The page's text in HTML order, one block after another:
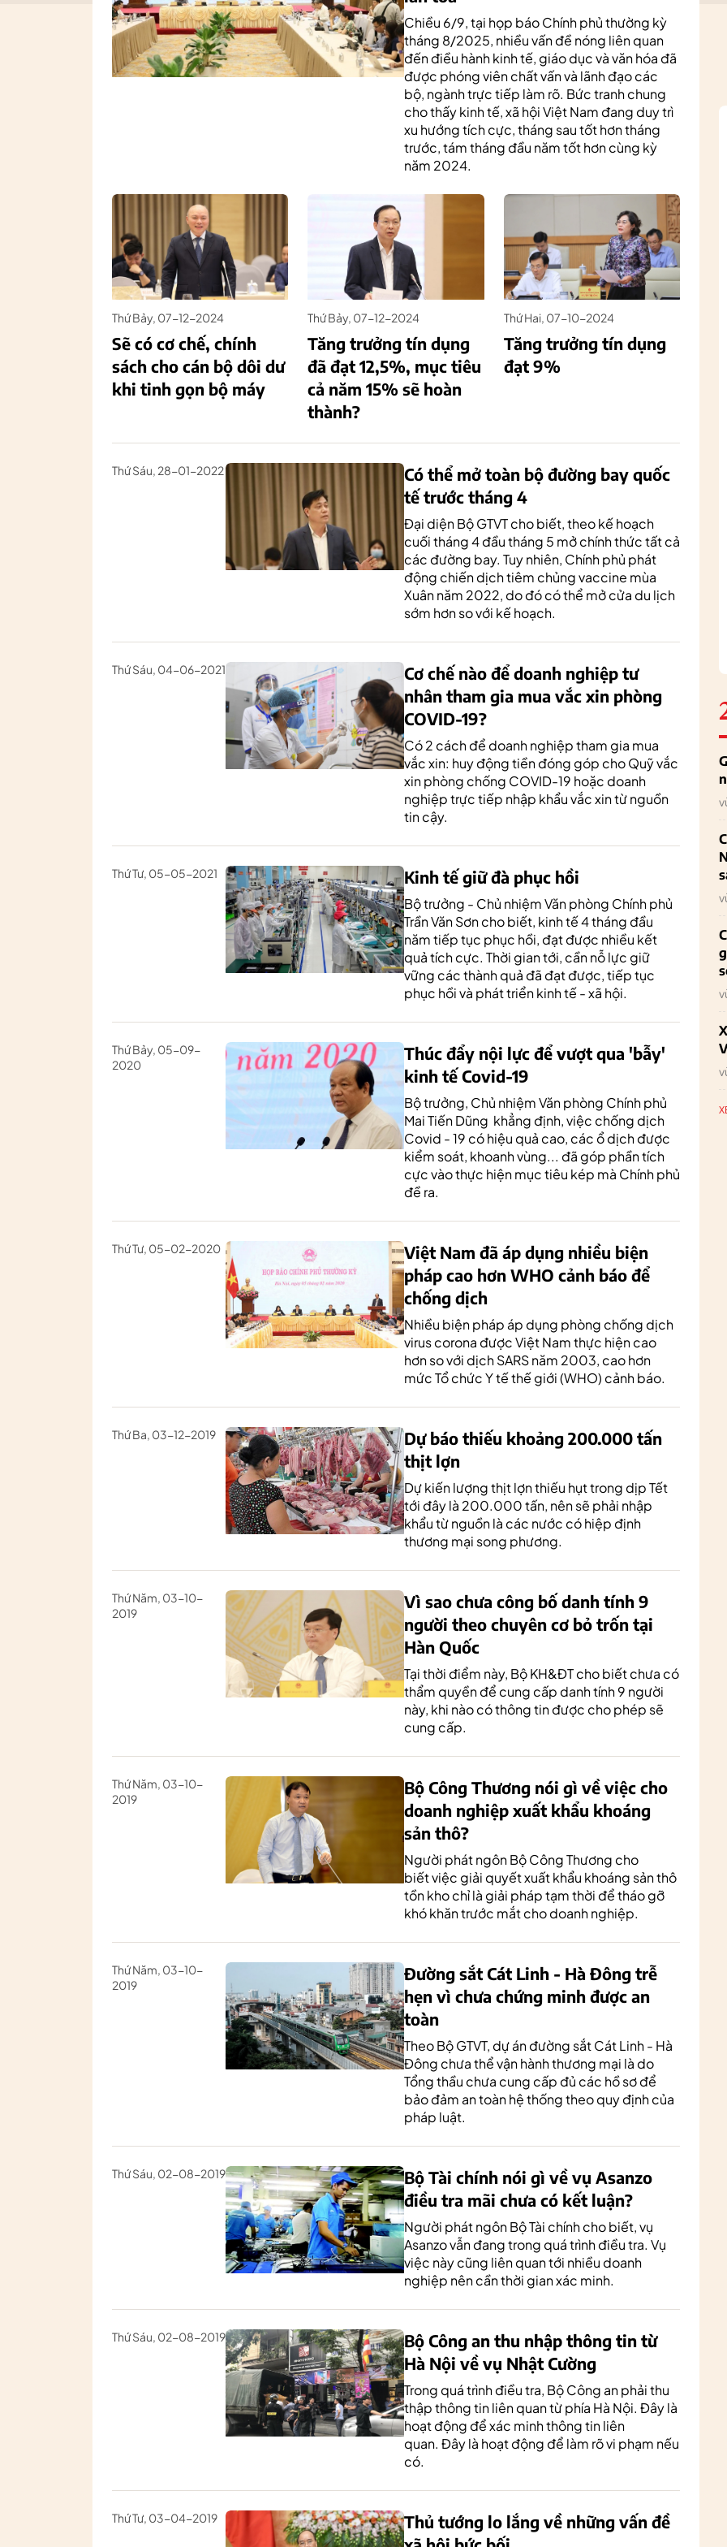
Chiều 6/9, tại họp báo Chính phủ thường kỳ
tháng 8/2025, nhiều vấn đề nóng liên quan
đến điều hành kinh tế, giáo dục và văn hóa đã
được phóng viên chất vấn và lãnh đạo các
bộ, ngành trực tiếp làm rõ. Bức tranh chung
cho thấy kinh tế, xã hội Việt Nam đang duy trì
xu hướng tích cực, tháng sau tốt hơn tháng
trước, tám tháng đầu năm tốt hơn cùng kỳ
năm 2024.
Thứ Bảy, 07-12-2024
Sẽ có cơ chế, chính
sách cho cán bộ dôi dư
khi tinh gọn bộ máy
Thứ Bảy, 07-12-2024
Tăng trưởng tín dụng
đã đạt 12,5%, mục tiêu
cả năm 15% sẽ hoàn
thành?
Thứ Hai, 07-10-2024
Tăng trưởng tín dụng
đạt 9%
Thứ Sáu, 28-01-2022
Có thể mở toàn bộ đường bay quốc
tế trước tháng 4
Đại diện Bộ GTVT cho biết, theo kế hoạch
cuối tháng 4 đầu tháng 5 mở chính thức tất cả
các đường bay. Tuy nhiên, Chính phủ phát
động chiến dịch tiêm chủng vaccine mùa
Xuân năm 2022, do đó có thể mở cửa du lịch
sớm hơn so với kế hoạch.
Thứ Sáu, 04-06-2021
Cơ chế nào để doanh nghiệp tư
nhân tham gia mua vắc xin phòng
COVID-19?
Có 2 cách để doanh nghiệp tham gia mua
vắc xin: huy động tiền đóng góp cho Quỹ vắc
xin phòng chống COVID-19 hoặc doanh
nghiệp trực tiếp nhập khẩu vắc xin từ nguồn
tin cậy.
Thứ Tư, 05-05-2021 Kinh tế giữ đà phục hồi
Bộ trưởng - Chủ nhiệm Văn phòng Chính phủ
Trần Văn Sơn cho biết, kinh tế 4 tháng đầu
năm tiếp tục phục hồi, đạt được nhiều kết
quả tích cực. Thời gian tới, cần nỗ lực giữ
vững các thành quả đã đạt được, tiếp tục
phục hồi và phát triển kinh tế - xã hội.
Thứ Bảy, 05-09-
2020
Thúc đẩy nội lực để vượt qua 'bẫy'
kinh tế Covid-19
Bộ trưởng, Chủ nhiệm Văn phòng Chính phủ
Mai Tiến Dũng khẳng định, việc chống dịch
Covid - 19 có hiệu quả cao, các ổ dịch được
kiểm soát, khoanh vùng... đã góp phần tích
cực vào thực hiện mục tiêu kép mà Chính phủ
đề ra.
Thứ Tư, 05-02-2020
Việt Nam đã áp dụng nhiều biện
pháp cao hơn WHO cảnh báo để
chống dịch
Nhiều biện pháp áp dụng phòng chống dịch
virus corona được Việt Nam thực hiện cao
hơn so với dịch SARS năm 2003, cao hơn
mức Tổ chức Y tế thế giới (WHO) cảnh báo.
Thứ Ba, 03-12-2019
Dự báo thiếu khoảng 200.000 tấn
thịt lợn
Dự kiến lượng thịt lợn thiếu hụt trong dịp Tết
tới đây là 200.000 tấn, nên sẽ phải nhập
khẩu từ nguồn là các nước có hiệp định
thương mại song phương.
Thứ Năm, 03-10-
2019
Vì sao chưa công bố danh tính 9
người theo chuyên cơ bỏ trốn tại
Hàn Quốc
Tại thời điểm này, Bộ KH&ĐT cho biết chưa có
thẩm quyền để cung cấp danh tính 9 người
này, khi nào có thông tin được cho phép sẽ
cung cấp.
Thứ Năm, 03-10-
2019
Bộ Công Thương nói gì về việc cho
doanh nghiệp xuất khẩu khoáng
sản thô?
Người phát ngôn Bộ Công Thương cho
biết việc giải quyết xuất khẩu khoáng sản thô
tồn kho chỉ là giải pháp tạm thời để tháo gỡ
khó khăn trước mắt cho doanh nghiệp.
Thứ Năm, 03-10-
2019
Đường sắt Cát Linh - Hà Đông trễ
hẹn vì chưa chứng minh được an
toàn
Theo Bộ GTVT, dự án đường sắt Cát Linh - Hà
Đông chưa thể vận hành thương mại là do
Tổng thầu chưa cung cấp đủ các hồ sơ để
bảo đảm an toàn hệ thống theo quy định của
pháp luật.
Thứ Sáu, 02-08-2019
Bộ Tài chính nói gì về vụ Asanzo
điều tra mãi chưa có kết luận?
Người phát ngôn Bộ Tài chính cho biết, vụ
Asanzo vẫn đang trong quá trình điều tra. Vụ
việc này cũng liên quan tới nhiều doanh
nghiệp nên cần thời gian xác minh.
Thứ Sáu, 02-08-2019
Bộ Công an thu nhập thông tin từ
Hà Nội về vụ Nhật Cường
Trong quá trình điều tra, Bộ Công an phải thu
thập thông tin liên quan từ phía Hà Nội. Đây là
hoạt động để xác minh thông tin liên
quan. Đây là hoạt động để làm rõ vi phạm nếu
có.
Thứ Tư, 03-04-2019
Thủ tướng lo lắng về những vấn đề